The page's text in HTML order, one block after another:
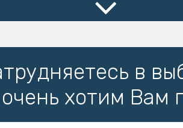
в
хотим Вам